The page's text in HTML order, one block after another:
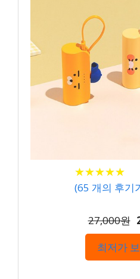
★★★★★
★★★★★
(65 개의 후기
27,000원
최저가